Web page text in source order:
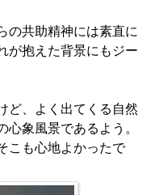
の共助精神には素直に
が抱えた背景にもジー
ど、よく出てくる自然
心象風景であるよう。
こも心地よかったで